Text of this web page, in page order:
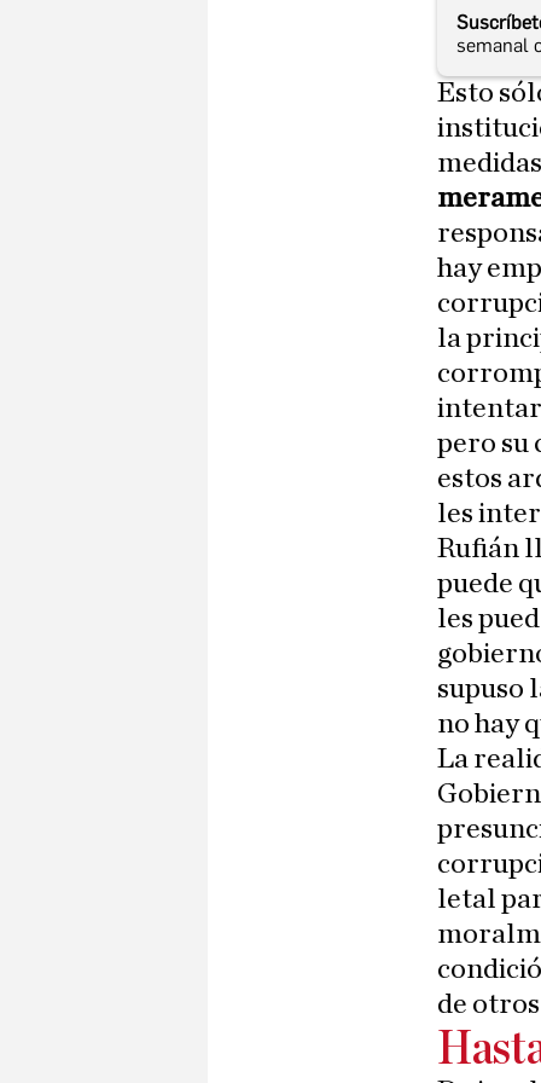
semanal
Esto
hay
la
intentar
pero su
estos
les
Rufián
puede
les
supuso
no hay
La
letal
de